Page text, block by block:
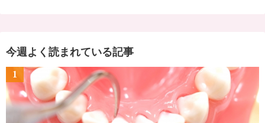
今週よく読まれている記事
1